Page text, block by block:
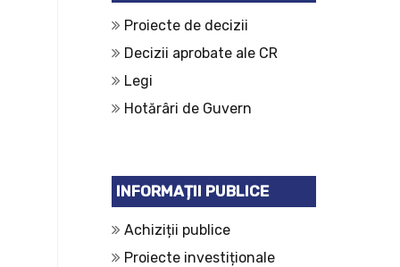
Proiecte de decizii
Decizii aprobate ale CR
Legi
Hotărâri de Guvern
INFORMAȚII PUBLICE
Achiziții publice
Proiecte investiționale